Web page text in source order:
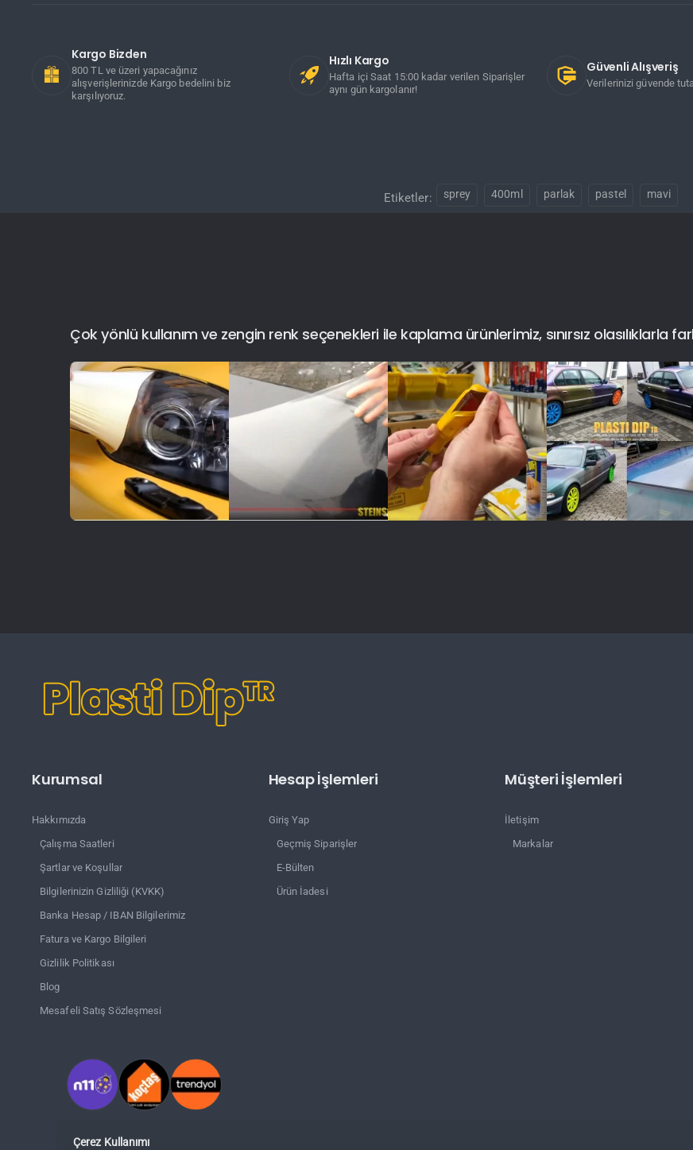
Çerez Kullanımı
Kargo Bizden
800 TL ve üzeri yapacağınız
alışverişlerinizde Kargo bedelini biz
karşılıyoruz.
Hızlı Kargo
Hafta içi Saat 15:00 kadar verilen Siparişler
aynı gün kargolanır!
Güvenli Alışveriş
Verilerinizi güvende
Etiketler: sprey 400ml parlak pastel mavi
Çok yönlü kullanım ve zengin renk seçenekleri ile kaplama ürünlerimiz, sınırsız olasılıklarla
Kurumsal
Hakkımızda
Çalışma Saatleri
Şartlar ve Koşullar
Bilgilerinizin Gizliliği (KVKK)
Banka Hesap / IBAN Bilgilerimiz
Fatura ve Kargo Bilgileri
Gizlilik Politikası
Blog
Mesafeli Satış Sözleşmesi
Hesap İşlemleri
Giriş Yap
Geçmiş Siparişler
E-Bülten
Ürün İadesi
Müşteri İşlemleri
İletişim
Markalar